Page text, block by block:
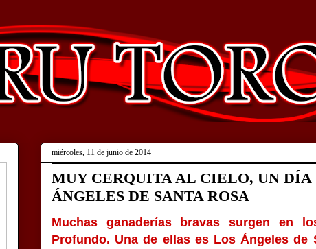
miércoles, 11 de junio de 2014
MUY CERQUITA AL CIELO, UN DÍA
ÁNGELES DE SANTA ROSA
Muchas ganaderías bravas surgen en
Profundo. Una de ellas es Los Ángeles de